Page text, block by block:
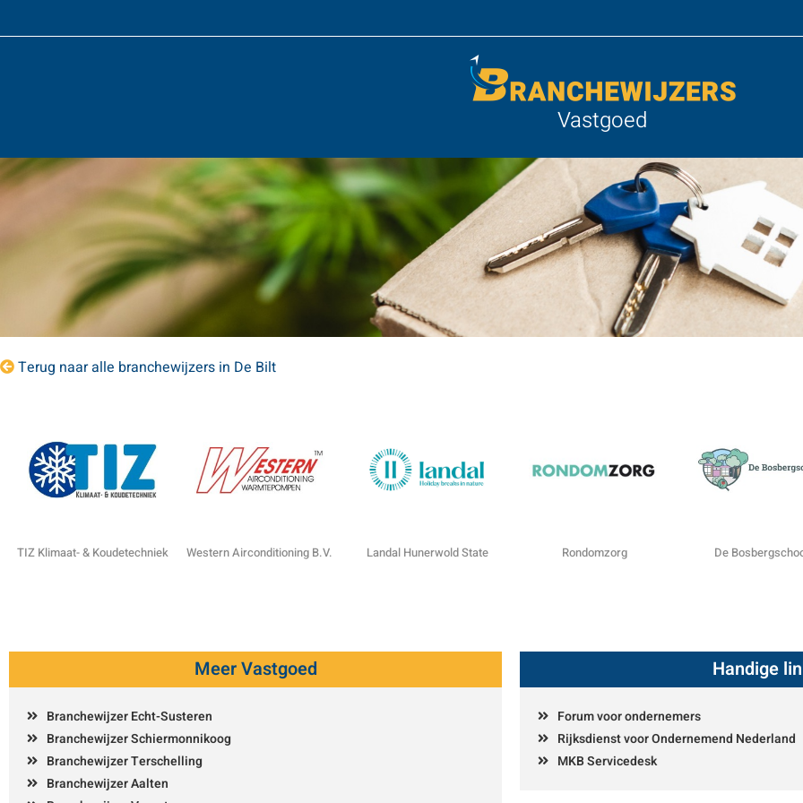
Vastgoed
Terug naar alle branchewijzers in De Bilt
TIZ Klimaat- & Koudetechniek Western Airconditioning B.V. Landal Hunerwold State Rondomzorg De
Meer Vastgoed
Branchewijzer Echt-Susteren
Branchewijzer Schiermonnikoog
Branchewijzer Terschelling
Branchewijzer Aalten
Handige
Forum voor ondernemers
Rijksdienst voor Ondernemend Nederland
MKB Servicedesk